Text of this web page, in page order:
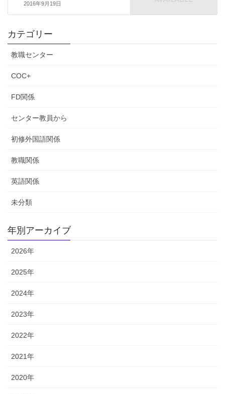
2016年9月19日
カテゴリー
教職センター
COC+
FD関係
センター教員から
初修外国語関係
教職関係
英語関係
未分類
年別アーカイブ
2026年
2025年
2024年
2023年
2022年
2021年
2020年